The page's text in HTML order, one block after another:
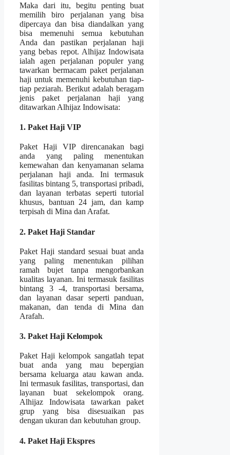
Maka dari itu, begitu penting buat
memilih biro perjalanan yang bisa
dipercaya dan bisa diandalkan yang
bisa memenuhi semua kebutuhan
Anda dan pastikan perjalanan haji
yang bebas repot. Alhijaz Indowisata
ialah agen perjalanan populer yang
tawarkan bermacam paket perjalanan
haji untuk memenuhi kebutuhan tiap-
tiap peziarah. Berikut adalah beragam
jenis paket perjalanan haji yang
ditawarkan Alhijaz Indowisata:
1. Paket Haji VIP
Paket Haji VIP direncanakan bagi
anda yang paling menentukan
kemewahan dan kenyamanan selama
perjalanan haji anda. Ini termasuk
fasilitas bintang 5, transportasi pribadi,
dan layanan terbatas seperti tutorial
khusus, bantuan 24 jam, dan kamp
terpisah di Mina dan Arafat.
2. Paket Haji Standar
Paket Haji standard sesuai buat anda
yang paling menentukan pilihan
ramah bujet tanpa mengorbankan
kualitas layanan. Ini termasuk fasilitas
bintang 3 -4, transportasi bersama,
dan layanan dasar seperti panduan,
makanan, dan tenda di Mina dan
Arafah.
3. Paket Haji Kelompok
Paket Haji kelompok sangatlah tepat
buat anda yang mau bepergian
bersama keluarga atau kawan anda.
Ini termasuk fasilitas, transportasi, dan
layanan buat sekelompok orang.
Alhijaz Indowisata tawarkan paket
grup yang bisa disesuaikan pas
dengan ukuran dan kebutuhan group.
4. Paket Haji Ekspres